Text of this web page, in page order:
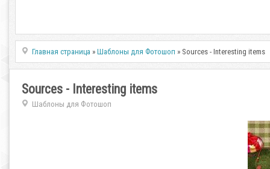
Главная страница »Шаблоны для Фотошоп » Sources - Interesting items
Sources - Interesting items
Шаблоны для Фотошоп